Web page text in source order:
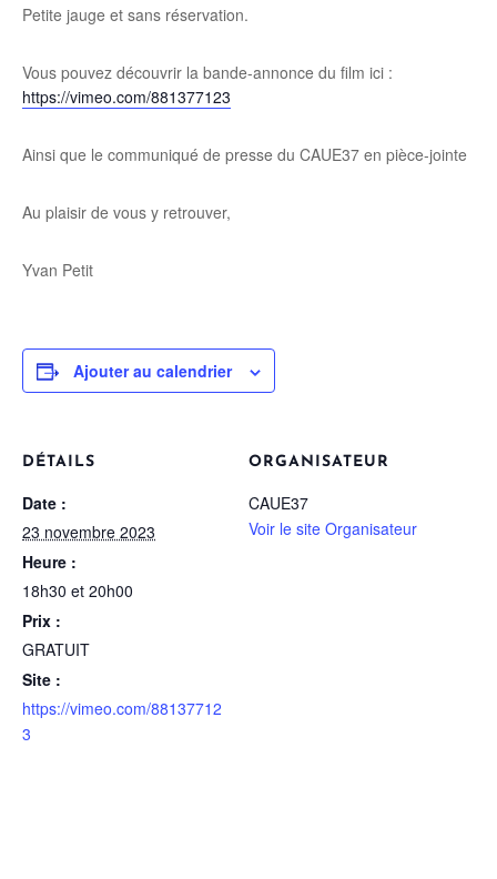
Petite jauge et sans réservation.
Vous pouvez découvrir la bande-annonce du film ici :
https://vimeo.com/881377123
Ainsi que le communiqué de presse du CAUE37 en pièce-jointe
Au plaisir de vous y retrouver,
Yvan Petit
Ajouter au calendrier
DÉTAILS
Date :
23 novembre 2023
Heure :
18h30 et 20h00
Prix :
GRATUIT
Site :
https://vimeo.com/88137712
3
ORGANISATEUR
CAUE37
Voir le site Organisateur